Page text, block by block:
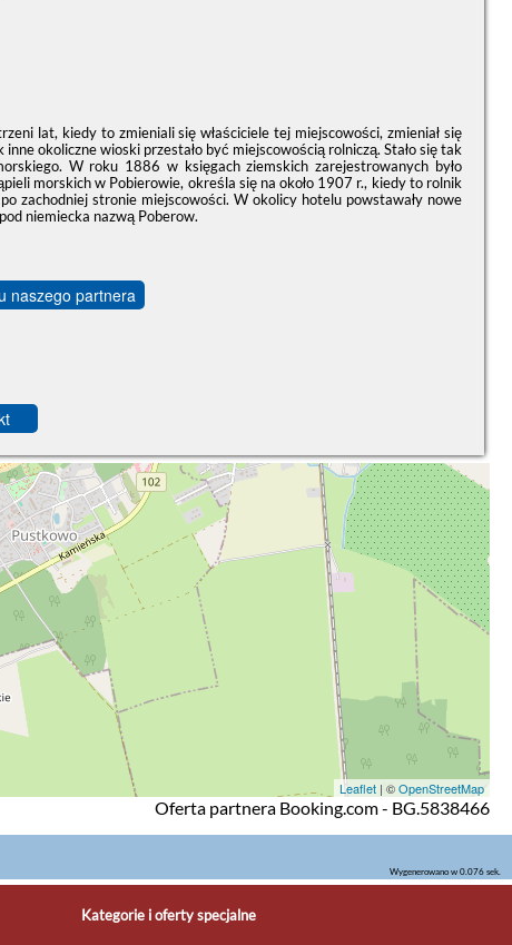
lat, kiedy to zmieniali się właściciele tej miejscowości, zmieniał się
okoliczne wioski przestało być miejscowością rolniczą. Stało się tak
W roku 1886 w księgach ziemskich zarejestrowanych było
morskich w Pobierowie, określa się na około 1907 r., kiedy to rolnik
zachodniej stronie miejscowości. W okolicy hotelu powstawały nowe
niemiecka nazwą Poberow.
naszego partnera
Leaflet | ©OpenStreetMap
Oferta partnera Booking.com - BG.5838466
Wygenerowano w 0.076 sek.
Kategorie i oferty specjalne